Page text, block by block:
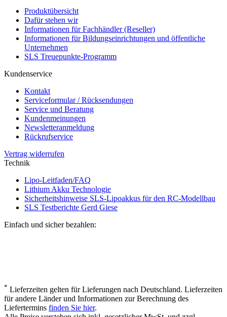
Produktübersicht
Dafür stehen wir
Informationen für Fachhändler (Reseller)
Informationen für Bildungseinrichtungen und öffentliche
Unternehmen
SLS Treuepunkte-Programm
Kundenservice
Kontakt
Serviceformular / Rücksendungen
Service und Beratung
Kundenmeinungen
Newsletteranmeldung
Rückrufservice
Vertrag widerrufen
Technik
Lipo-Leitfaden/FAQ
Lithium Akku Technologie
Sicherheitshinweise SLS-Lipoakkus für den RC-Modellbau
SLS Testberichte Gerd Giese
Einfach und sicher bezahlen:
* Lieferzeiten gelten für Lieferungen nach Deutschland. Lieferzeiten
für andere Länder und Informationen zur Berechnung des
Liefertermins finden Sie hier.